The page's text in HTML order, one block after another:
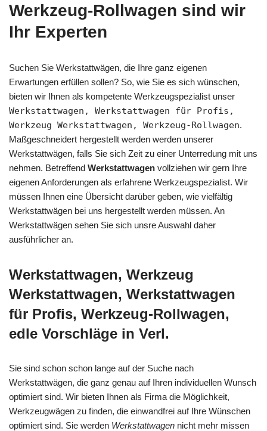
Werkzeug-Rollwagen sind wir
Ihr Experten
Suchen Sie Werkstattwägen, die Ihre ganz eigenen
Erwartungen erfüllen sollen? So, wie Sie es sich wünschen,
bieten wir Ihnen als kompetente Werkzeugspezialist unser
Werkstattwagen, Werkstattwagen für Profis,
Werkzeug Werkstattwagen, Werkzeug-Rollwagen.
Maßgeschneidert hergestellt werden werden unserer
Werkstattwägen, falls Sie sich Zeit zu einer Unterredung mit uns
nehmen. Betreffend Werkstattwagen vollziehen wir gern Ihre
eigenen Anforderungen als erfahrene Werkzeugspezialist. Wir
müssen Ihnen eine Übersicht darüber geben, wie vielfältig
Werkstattwägen bei uns hergestellt werden müssen. An
Werkstattwägen sehen Sie sich unsre Auswahl daher
ausführlicher an.
Werkstattwagen, Werkzeug
Werkstattwagen, Werkstattwagen
für Profis, Werkzeug-Rollwagen,
edle Vorschläge in Verl.
Sie sind schon schon lange auf der Suche nach
Werkstattwägen, die ganz genau auf Ihren individuellen Wunsch
optimiert sind. Wir bieten Ihnen als Firma die Möglichkeit,
Werkzeugwägen zu finden, die einwandfrei auf Ihre Wünschen
optimiert sind. Sie werden Werkstattwagen nicht mehr missen